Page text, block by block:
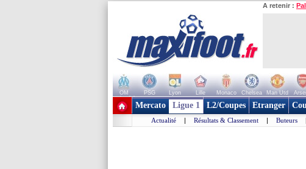
A retenir :
OM PSG Lyon Lille Monaco Chelsea Man Utd
+ de clubs
Mercato Ligue 1 L2/Coupes Etranger
Actualité | Résultats & Classement | Buteurs